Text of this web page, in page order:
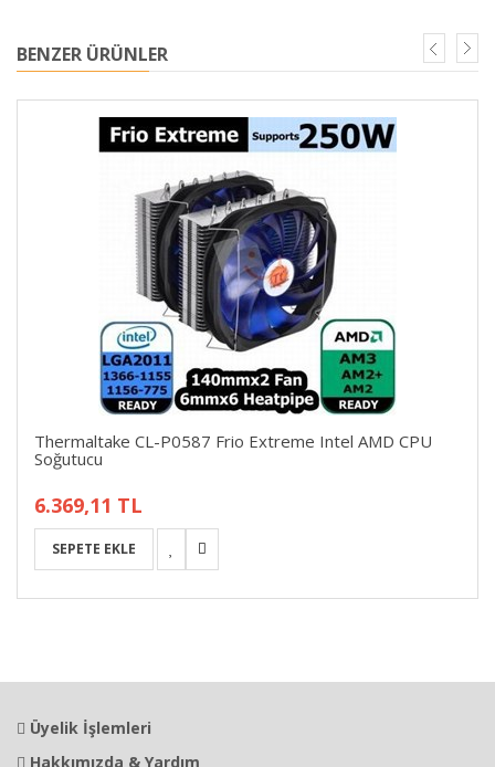
BENZER ÜRÜNLER
Thermaltake CL-P0587 Frio Extreme Intel AMD CPU
Soğutucu
6.369,11 TL
Üyelik İşlemleri
Hakkımızda & Yardım